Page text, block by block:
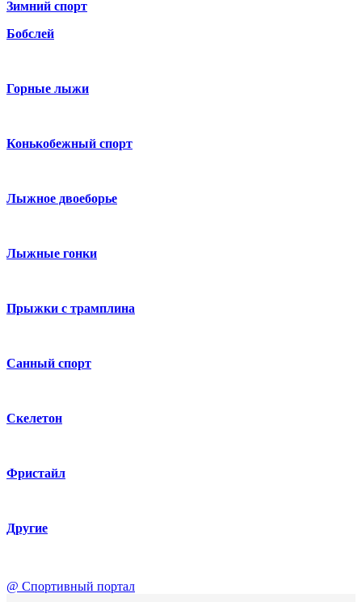
Зимний спорт
Бобслей
Горные лыжи
Конькобежный спорт
Лыжное двоеборье
Лыжные гонки
Прыжки с трамплина
Санный спорт
Скелетон
Фристайл
Другие
@ Спортивный портал